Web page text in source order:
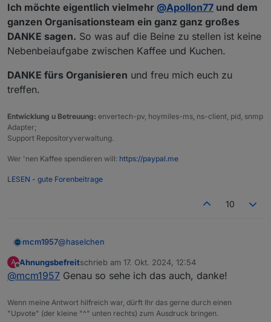
Ich möchte eigentlich vielmehr @Apollon77 und dem
ganzen Organisationsteam ein ganz ganz großes
DANKE sagen. So was auf die Beine zu stellen ist keine
Nebenbeiaufgabe zwischen Kaffee und Kuchen.
DANKE fürs Organisieren und freu mich euch zu
treffen.
Entwicklung u Betreuung: envertech-pv, hoymiles-ms, ns-client, pid, snmp
Adapter;
Support Repositoryverwaltung.
Wer 'nen Kaffee spendieren will: https://paypal.me
LESEN - gute Forenbeitrage
10
mcm1957@haselchen
So ganz versteh ich deine Aufregung nicht. Das
Gewinnspiel veranstaltet nicht ioBroker sondern
das stattfindet und wann das publiziert wird ist wohl
nicht die Entscheidung von ioBroker. Und wenn nun
entscheiden ob er Daten gegen Gewinnchancen
tauschen will oder nicht - da gibts weder einen
Also lassen wir die Diskussion betreffen Verlosung
A
Offline
Ahnungsbefreitschrieb am 17. Okt. 2024, 12:54
zuletzt editiert von
@mcm1957 Genau so sehe ich das auch, danke!
Wenn meine Antwort hilfreich war, dürft Ihr das gerne durch einen
"Upvote" (der kleine "^" unten rechts) zum Ausdruck bringen.